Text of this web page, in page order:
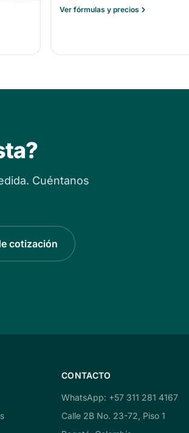
Ver fórmulas y precios
Cuéntanos
cotización
CONTACTO
WhatsApp: +57 311 281 4167
Calle 2B No. 23-72, Piso 1